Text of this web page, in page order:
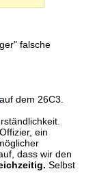
falsche
auf dem 26C3.
ein
dass wir den
Selbst